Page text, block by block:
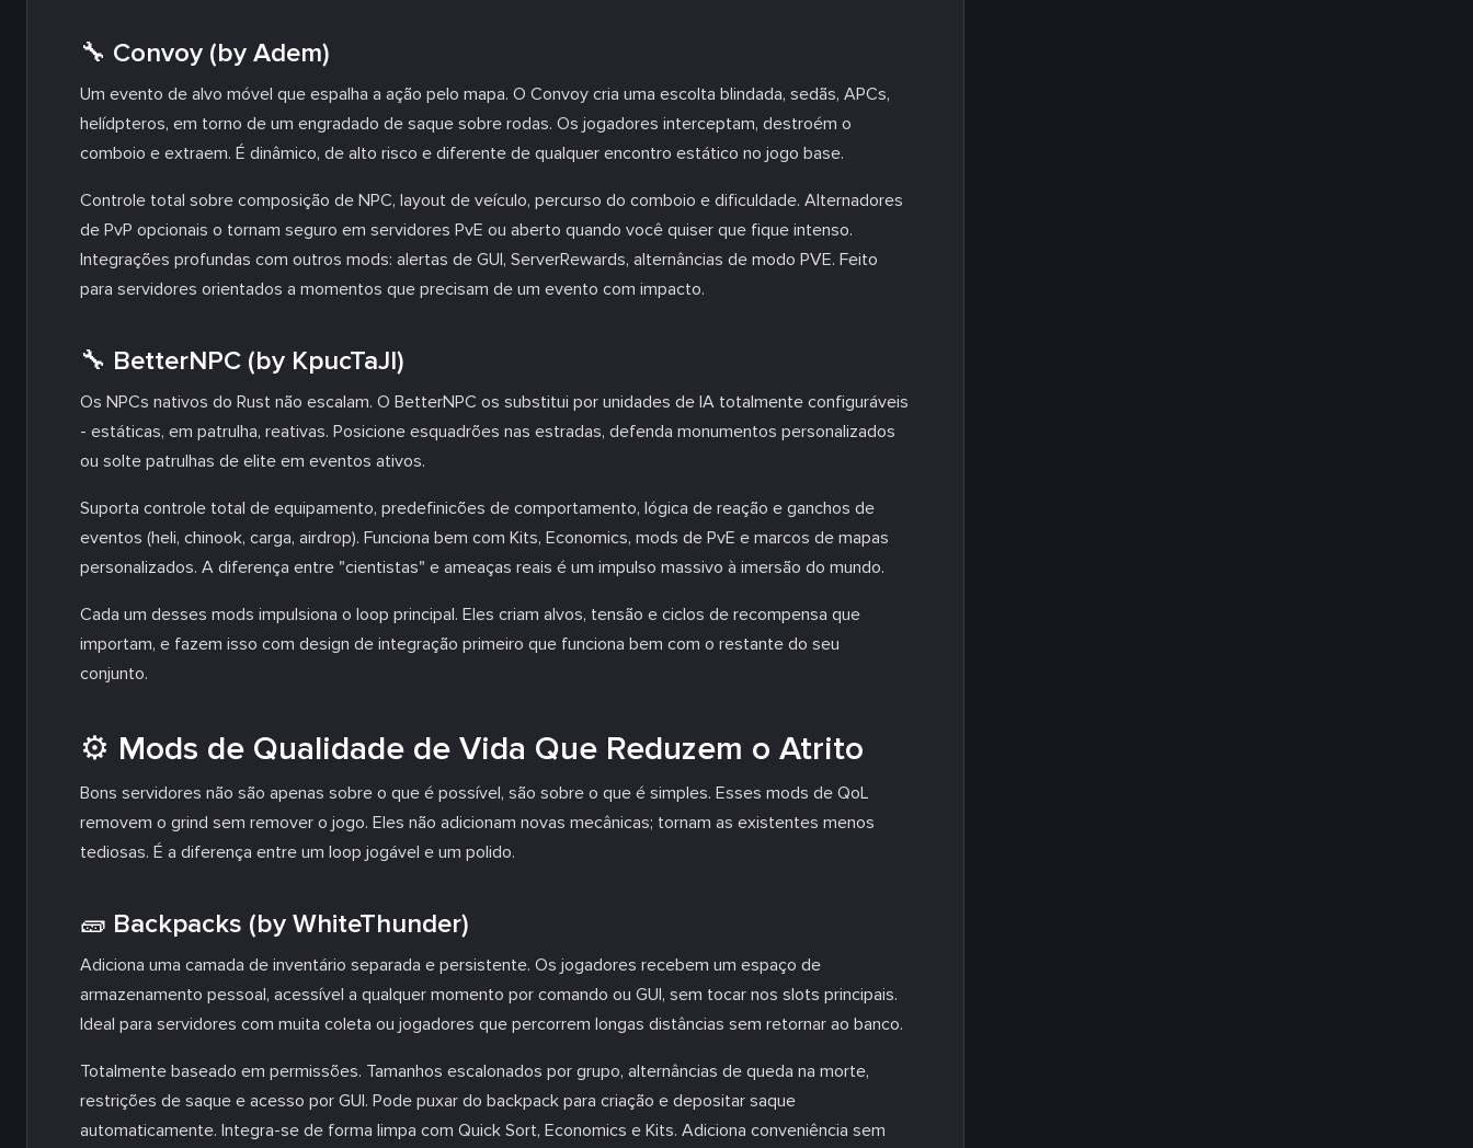
🔧 Convoy (by Adem)
Um evento de alvo móvel que espalha a ação pelo mapa. O Convoy cria uma escolta blindada, sedãs, APCs,
helídpteros, em torno de um engradado de saque sobre rodas. Os jogadores interceptam, destroém o
comboio e extraem. É dinâmico, de alto risco e diferente de qualquer encontro estático no jogo base.
Controle total sobre composição de NPC, layout de veículo, percurso do comboio e dificuldade. Alternadores
de PvP opcionais o tornam seguro em servidores PvE ou aberto quando você quiser que fique intenso.
Integrações profundas com outros mods: alertas de GUI, ServerRewards, alternâncias de modo PVE. Feito
para servidores orientados a momentos que precisam de um evento com impacto.
🔧 BetterNPC (by KpucTaJl)
Os NPCs nativos do Rust não escalam. O BetterNPC os substitui por unidades de IA totalmente configuráveis
- estáticas, em patrulha, reativas. Posicione esquadrões nas estradas, defenda monumentos personalizados
ou solte patrulhas de elite em eventos ativos.
Suporta controle total de equipamento, predefinicões de comportamento, lógica de reação e ganchos de
eventos (heli, chinook, carga, airdrop). Funciona bem com Kits, Economics, mods de PvE e marcos de mapas
personalizados. A diferença entre "cientistas" e ameaças reais é um impulso massivo à imersão do mundo.
Cada um desses mods impulsiona o loop principal. Eles criam alvos, tensão e ciclos de recompensa que
importam, e fazem isso com design de integração primeiro que funciona bem com o restante do seu
conjunto.
⚙️ Mods de Qualidade de Vida Que Reduzem o Atrito
Bons servidores não são apenas sobre o que é possível, são sobre o que é simples. Esses mods de QoL
removem o grind sem remover o jogo. Eles não adicionam novas mecânicas; tornam as existentes menos
tediosas. É a diferença entre um loop jogável e um polido.
🧱 Backpacks (by WhiteThunder)
Adiciona uma camada de inventário separada e persistente. Os jogadores recebem um espaço de
armazenamento pessoal, acessível a qualquer momento por comando ou GUI, sem tocar nos slots principais.
Ideal para servidores com muita coleta ou jogadores que percorrem longas distâncias sem retornar ao banco.
Totalmente baseado em permissões. Tamanhos escalonados por grupo, alternâncias de queda na morte,
restrições de saque e acesso por GUI. Pode puxar do backpack para criação e depositar saque
automaticamente. Integra-se de forma limpa com Quick Sort, Economics e Kits. Adiciona conveniência sem